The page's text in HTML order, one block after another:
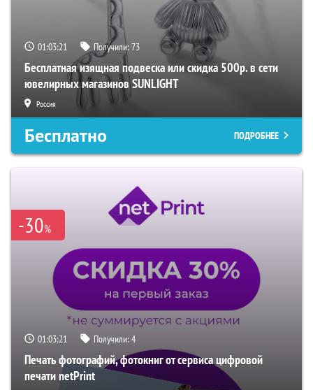
01:03:20 Получили:73
Бесплатная изящная подвеска или скидка 500р. в сети
ювелирных магазинов SUNLIGHT
Россия
Бесплатно ПОДРОБНЕЕ
-30%
01:03:20 Получили:4
Печать фотографий, фотокниг от сервиса цифровой
печати netPrint